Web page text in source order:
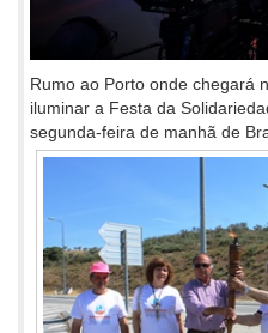
Rumo ao Porto onde chegará
iluminar a Festa da
segunda-feira de manhã de